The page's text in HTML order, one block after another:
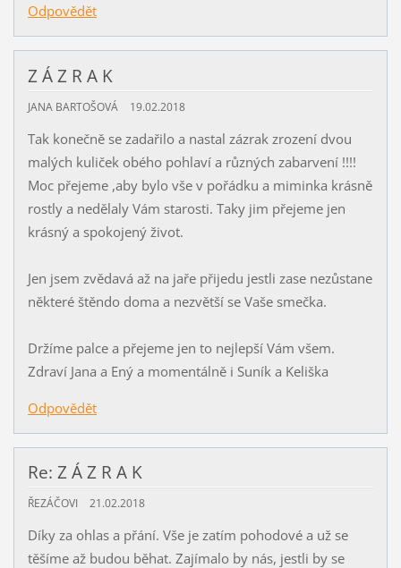
Odpovědět
Z Á Z R A K
JANA BARTOŠOVÁ 19.02.2018
Tak konečně se zadařilo a nastal zázrak zrození dvou
malých kuliček obého pohlaví a různých zabarvení !!!!
Moc přejeme ,aby bylo vše v pořádku a miminka krásně
rostly a nedělaly Vám starosti. Taky jim přejeme jen
krásný a spokojený život.
Jen jsem zvědavá až na jaře přijedu jestli zase nezůstane
některé štěndo doma a nezvětší se Vaše smečka.
Držíme palce a přejeme jen to nejlepší Vám všem.
Zdraví Jana a Ený a momentálně i Suník a Keliška
Odpovědět
Re: Z Á Z R A K
ŘEZÁČOVI 21.02.2018
Díky za ohlas a přání. Vše je zatím pohodové a už se
těšíme až budou běhat. Zajímalo by nás, jestli by se